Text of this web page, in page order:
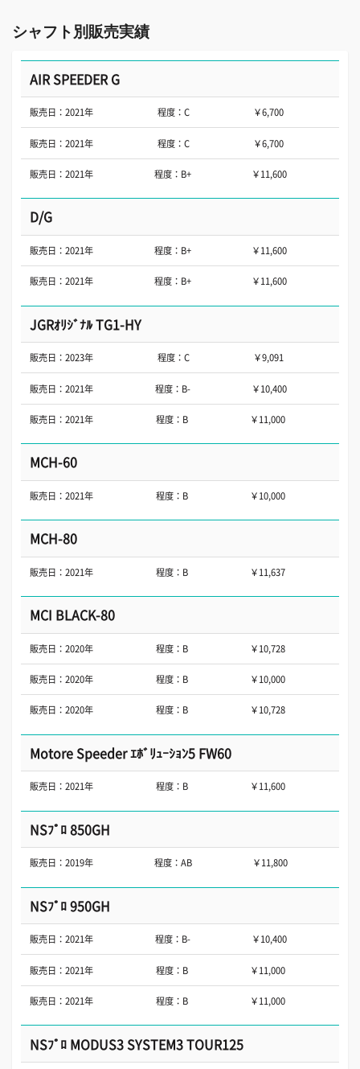
シャフト別販売実績
AIR SPEEDER G
販売日：2021年 程度：C ￥6,700
販売日：2021年 程度：C ￥6,700
販売日：2021年 程度：B+ ￥11,600
D/G
販売日：2021年 程度：B+ ￥11,600
販売日：2021年 程度：B+ ￥11,600
JGRｵﾘｼﾞﾅﾙ TG1-HY
販売日：2023年 程度：C ￥9,091
販売日：2021年 程度：B- ￥10,400
販売日：2021年 程度：B ￥11,000
MCH-60
販売日：2021年 程度：B ￥10,000
MCH-80
販売日：2021年 程度：B ￥11,637
MCI BLACK-80
販売日：2020年 程度：B ￥10,728
販売日：2020年 程度：B ￥10,000
販売日：2020年 程度：B ￥10,728
Motore Speeder ｴﾎﾞﾘｭｰｼｮﾝ5 FW60
販売日：2021年 程度：B ￥11,600
NSﾌﾟﾛ 850GH
販売日：2019年 程度：AB ￥11,800
NSﾌﾟﾛ 950GH
販売日：2021年 程度：B- ￥10,400
販売日：2021年 程度：B ￥11,000
販売日：2021年 程度：B ￥11,000
NSﾌﾟﾛ MODUS3 SYSTEM3 TOUR125